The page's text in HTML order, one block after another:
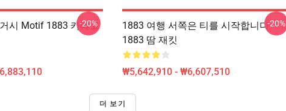
시 Motif 1883 카테고
-20%
1883 여행 서쪽은 티를 시작합니다
1883 땀 재킷
₩5,642,910 - ₩6,607,510
-20%
더 보기